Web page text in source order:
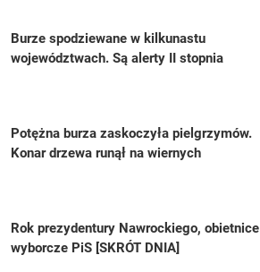
Burze spodziewane w kilkunastu
województwach. Są alerty II stopnia
Potężna burza zaskoczyła pielgrzymów.
Konar drzewa runął na wiernych
Rok prezydentury Nawrockiego, obietnice
wyborcze PiS [SKRÓT DNIA]